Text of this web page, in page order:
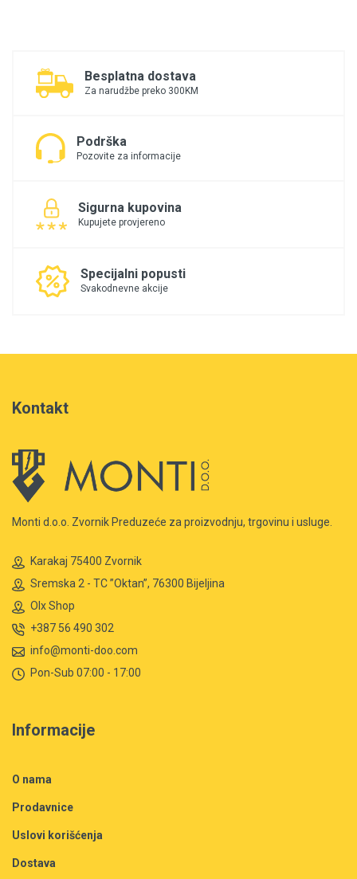
Besplatna dostava
Za narudžbe preko 300KM
Podrška
Pozovite za informacije
Sigurna kupovina
Kupujete provjereno
Specijalni popusti
Svakodnevne akcije
Kontakt
Monti d.o.o. Zvornik Preduzeće za proizvodnju, trgovinu i usluge.
Karakaj 75400 Zvornik
Sremska 2 - TC ”Oktan”, 76300 Bijeljina
Olx Shop
+387 56 490 302
info@monti-doo.com
Pon-Sub 07:00 - 17:00
Informacije
O nama
Prodavnice
Uslovi korišćenja
Dostava